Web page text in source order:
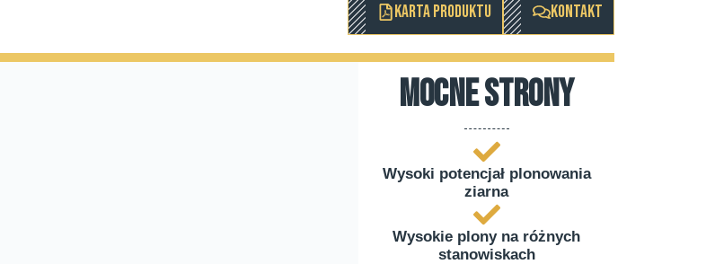
KARTA PRODUKTU KONTAKT
mocne strony
Wysoki potencjał plonowania
ziarna
Wysokie plony na różnych
stanowiskach